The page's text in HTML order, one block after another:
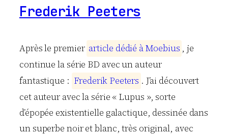
Frederik Peeters
Après le premier article dédié àMoebius , je
continue la série BD avec un auteur
fantastique : Frederik Peeters . J’ai découvert
cet auteur avec la série « Lupus », sorte
d’épopée existentielle galactique, dessinée dans
un superbe noir et blanc, très original, avec